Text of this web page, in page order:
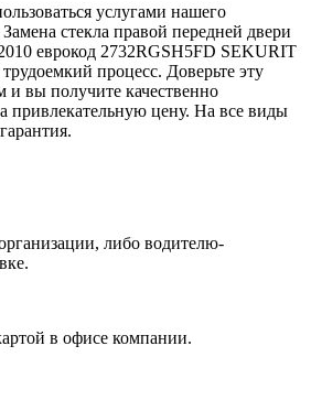
услугами нашего
стекла правой передней двери
еврокод 2732RGSH5FD SEKURIT
процесс. Доверьте эту
и вы получите качественно
привлекательную цену. На все виды
либо водителю-
в офисе компании.